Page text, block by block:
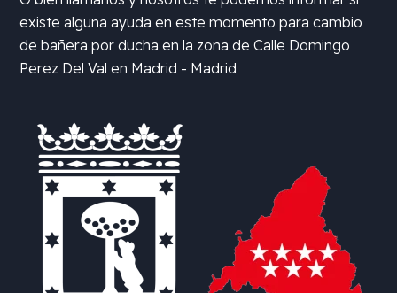
existe alguna ayuda en este momento para cambio
de bañera por ducha en la zona deCalle Domingo
Perez Del Val en Madrid - Madrid